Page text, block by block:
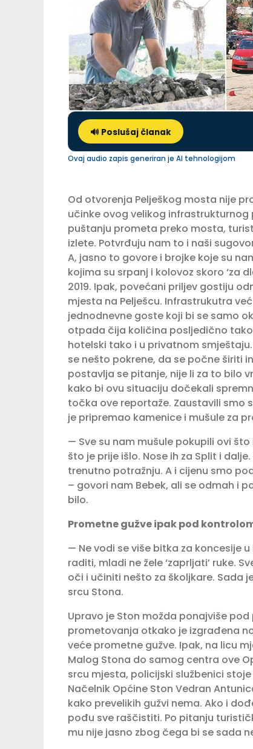
🔊 Poslušaj članak
Ovaj audio zapis generiran je AI tehnologijom
Od otvorenja Pelješkog mosta nije
učinke ovog veli­kog
puštanju prometa preko mosta,
izlete. Potvrđuju nam to i naši
A, jasno to govore i brojke koje su
kojima su srpanj i kolovoz skoro ‘za
2019. Ipak, povećani priljev gostiju
mjesta na Pelješcu. Infrastrukutra
jednodnevne goste koji bi se samo
otpada čija količina posljedično
hotelski tako i u privatnom
se nešto pokrene, da se počne širiti
postav­lja se pitanje, nije li za to bilo
kako bi ovu situaciju dočekali
točka ove reportaže. Zaustavili smo
je pripremao kamenice i mušule za
— Sve su nam mušule pokupili ovi
što je prije išlo. Nose ih za Split i
trenutno potražnju. A i cijenu smo
– govori nam Bebek, ali se odmah i
bilo.
Prometne gužve ipak pod
— Ne vodi se više bitka za koncesije
raditi, mladi ne žele ‘zaprljati’ ruke.
oči i učiniti nešto za školjkare. Sada
srcu Stona.
Upravo je Ston možda ponajviše
prometovanja otkako je izgra­đena
veće pro­metne gužve. Ipak, na licu
Malog Stona do samog centra ove
srcu mjesta, policijski službenici
Načelnik Općine Ston Vedran
kako prevelikih gužvi nema. Ako i
pođu sve raščistiti. Po pitanju
mu nije jasno zbog čega bi se sada